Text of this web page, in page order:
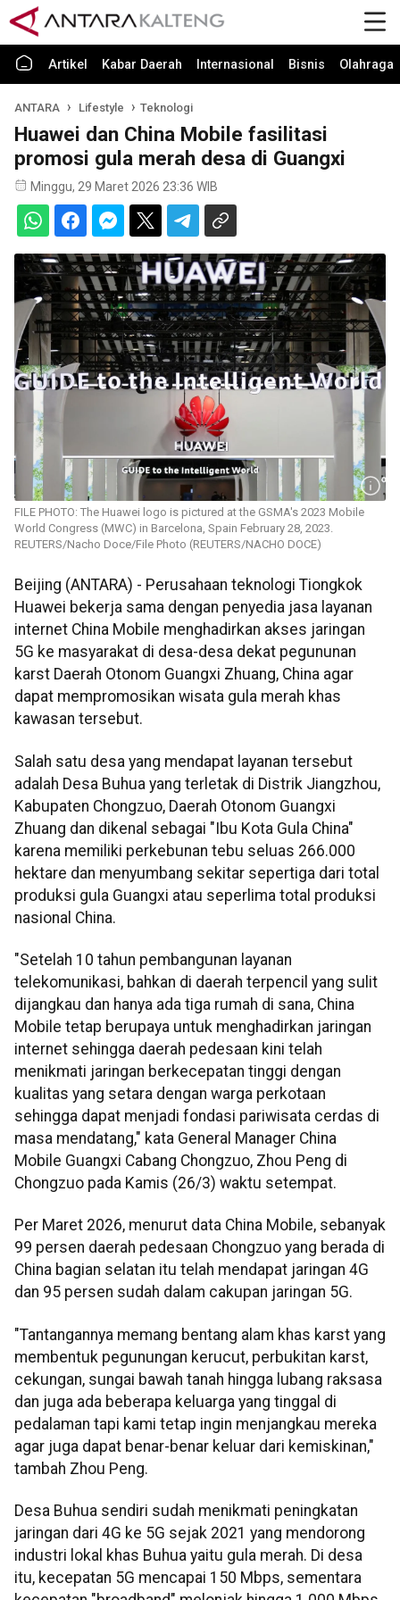
Artikel Kabar Daerah Internasional Bisnis Olahraga
ANTARA Lifestyle Teknologi
Huawei dan China Mobile fasilitasi
promosi gula merah desa di Guangxi
Minggu, 29 Maret 2026 23:36 WIB
FILE PHOTO: The Huawei logo is pictured at the GSMA's 2023 Mobile
World Congress (MWC) in Barcelona, Spain February 28, 2023.
REUTERS/Nacho Doce/File Photo (REUTERS/NACHO DOCE)
Beijing (ANTARA) - Perusahaan teknologi Tiongkok
Huawei bekerja sama dengan penyedia jasa layanan
internet China Mobile menghadirkan akses jaringan
5G ke masyarakat di desa-desa dekat pegununan
karst Daerah Otonom Guangxi Zhuang, China agar
dapat mempromosikan wisata gula merah khas
kawasan tersebut.
Salah satu desa yang mendapat layanan tersebut
adalah Desa Buhua yang terletak di Distrik Jiangzhou,
Kabupaten Chongzuo, Daerah Otonom Guangxi
Zhuang dan dikenal sebagai "Ibu Kota Gula China"
karena memiliki perkebunan tebu seluas 266.000
hektare dan menyumbang sekitar sepertiga dari total
produksi gula Guangxi atau seperlima total produksi
nasional China.
"Setelah 10 tahun pembangunan layanan
telekomunikasi, bahkan di daerah terpencil yang sulit
dijangkau dan hanya ada tiga rumah di sana, China
Mobile tetap berupaya untuk menghadirkan jaringan
internet sehingga daerah pedesaan kini telah
menikmati jaringan berkecepatan tinggi dengan
kualitas yang setara dengan warga perkotaan
sehingga dapat menjadi fondasi pariwisata cerdas di
masa mendatang," kata General Manager China
Mobile Guangxi Cabang Chongzuo, Zhou Peng di
Chongzuo pada Kamis (26/3) waktu setempat.
Per Maret 2026, menurut data China Mobile, sebanyak
99 persen daerah pedesaan Chongzuo yang berada di
China bagian selatan itu telah mendapat jaringan 4G
dan 95 persen sudah dalam cakupan jaringan 5G.
"Tantangannya memang bentang alam khas karst yang
membentuk pegunungan kerucut, perbukitan karst,
cekungan, sungai bawah tanah hingga lubang raksasa
dan juga ada beberapa keluarga yang tinggal di
pedalaman tapi kami tetap ingin menjangkau mereka
agar juga dapat benar-benar keluar dari kemiskinan,"
tambah Zhou Peng.
Desa Buhua sendiri sudah menikmati peningkatan
jaringan dari 4G ke 5G sejak 2021 yang mendorong
industri lokal khas Buhua yaitu gula merah. Di desa
itu, kecepatan 5G mencapai 150 Mbps, sementara